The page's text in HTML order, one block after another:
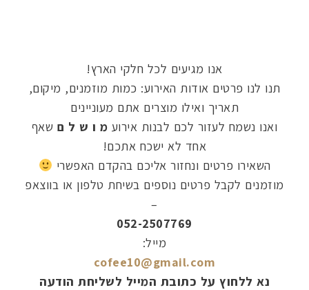
אנו מגיעים לכל חלקי הארץ!
תנו לנו פרטים אודות האירוע: כמות מוזמנים, מיקום,
תאריך ואילו מוצרים אתם מעוניינים
ואנו נשמח לעזור לכם לבנות אירוע מ ו ש ל ם שאף
אחד לא ישכח אתכם!
השאירו פרטים ונחזור אליכם בהקדם האפשרי
מוזמנים לקבל פרטים נוספים בשיחת טלפון או בווצאפ
–
052-2507769
מייל:
cofee10@gmail.com
נא ללחוץ על כתובת המייל לשליחת הודעה